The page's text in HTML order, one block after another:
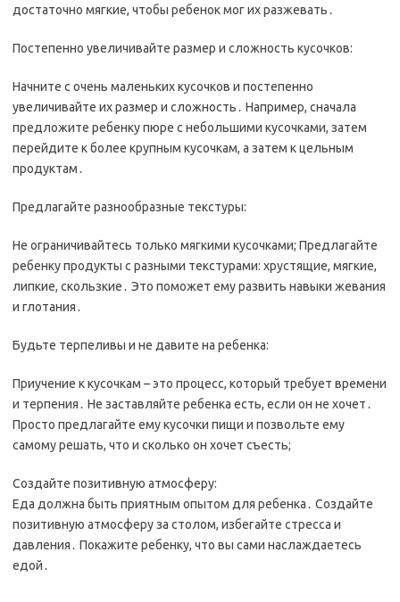
достаточно мягкие, чтобы ребенок мог их разжевать․
Постепенно увеличивайте размер и сложность кусочков:
Начните с очень маленьких кусочков и постепенно
увеличивайте их размер и сложность․ Например, сначала
предложите ребенку пюре с небольшими кусочками, затем
перейдите к более крупным кусочкам, а затем к цельным
продуктам․
Предлагайте разнообразные текстуры:
Не ограничивайтесь только мягкими кусочками; Предлагайте
ребенку продукты с разными текстурами: хрустящие, мягкие,
липкие, скользкие․ Это поможет ему развить навыки жевания
и глотания․
Будьте терпеливы и не давите на ребенка:
Приучение к кусочкам – это процесс, который требует времени
и терпения․ Не заставляйте ребенка есть, если он не хочет․
Просто предлагайте ему кусочки пищи и позвольте ему
самому решать, что и сколько он хочет съесть;
Создайте позитивную атмосферу:
Еда должна быть приятным опытом для ребенка․ Создайте
позитивную атмосферу за столом, избегайте стресса и
давления․ Покажите ребенку, что вы сами наслаждаетесь
едой․